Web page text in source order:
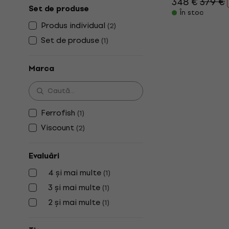
Set de produse
Produs individual (2)
Set de produse (1)
Marca
Ferrofish (1)
Viscount (2)
Evaluări
4 și mai multe (1)
3 și mai multe (1)
2 și mai multe (1)
În stoc